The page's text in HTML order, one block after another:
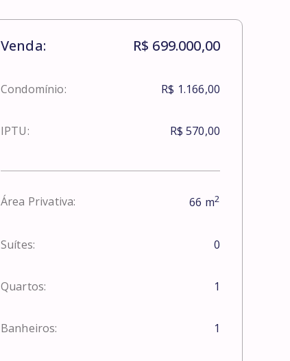
Venda: R$ 699.000,00
Condomínio: R$ 1.166,00
IPTU: R$ 570,00
Área Privativa: 66 m2
Suítes: 0
Quartos: 1
Banheiros: 1